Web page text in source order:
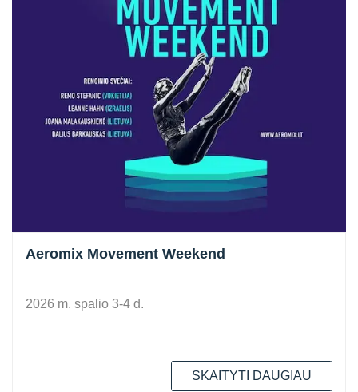
Aeromix Movement Weekend
2026 m. spalio 3-4 d.
SKAITYTI DAUGIAU